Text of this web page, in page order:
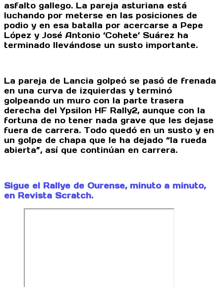
asfalto gallego. La pareja asturiana está
luchando por meterse en las posiciones de
podio y en esa batalla por acercarse a Pepe
López y José Antonio ‘Cohete’ Suárez ha
terminado llevándose un susto importante.
La pareja de Lancia golpeó se pasó de frenada
en una curva de izquierdas y terminó
golpeando un muro con la parte trasera
derecha del Ypsilon HF Rally2, aunque con la
fortuna de no tener nada grave que les dejase
fuera de carrera. Todo quedó en un susto y en
un golpe de chapa que le ha dejado “la rueda
abierta”, así que continúan en carrera.
Sigue el Rallye de Ourense, minuto a minuto,
en Revista Scratch.